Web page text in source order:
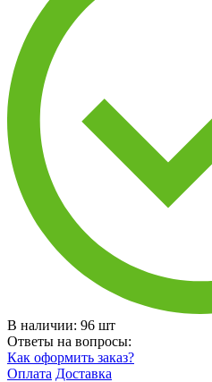
В наличии: 96 шт
Ответы на вопросы:
Как оформить заказ?
Оплата Доставка